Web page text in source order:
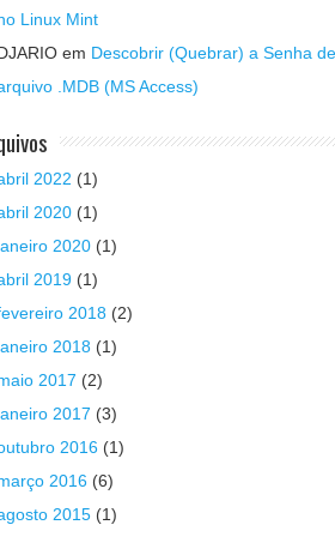
Linux Mint
em Descobrir (Quebrar) a Senha
.MDB (MS Access)
2022 (1)
2020 (1)
2020 (1)
2019 (1)
2018 (2)
2018 (1)
2017 (2)
2017 (3)
2016 (1)
2016 (6)
2015 (1)